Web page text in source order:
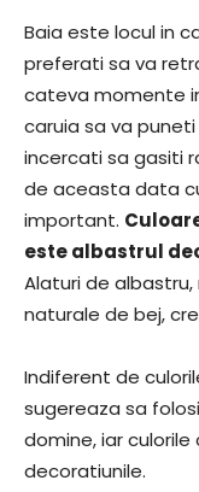
Baia este locul in
preferati sa va
cateva momente
caruia sa va
incercati sa gasiti
de aceasta data
important.
este albastrul
Alaturi de
naturale de bej,
Indiferent de
sugereaza sa
domine, iar
decoratiunile.